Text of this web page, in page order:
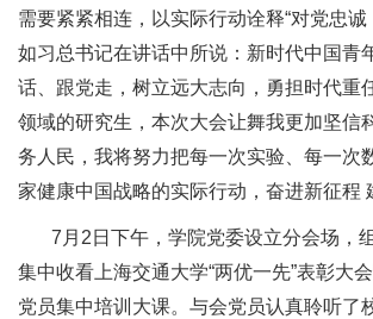
需要紧紧相连，以实际行动诠释“对党忠诚
如习总书记在讲话中所说：新时代中国青
话、跟党走，树立远大志向，勇担时代重
领域的研究生，本次大会让舞我更加坚信
务人民，我将努力把每一次实验、每一次
家健康中国战略的实际行动，奋进新征程
7月2日下午，学院党委设立分会场，
集中收看上海交通大学“两优一先”表彰大
党员集中培训大课。与会党员认真聆听了